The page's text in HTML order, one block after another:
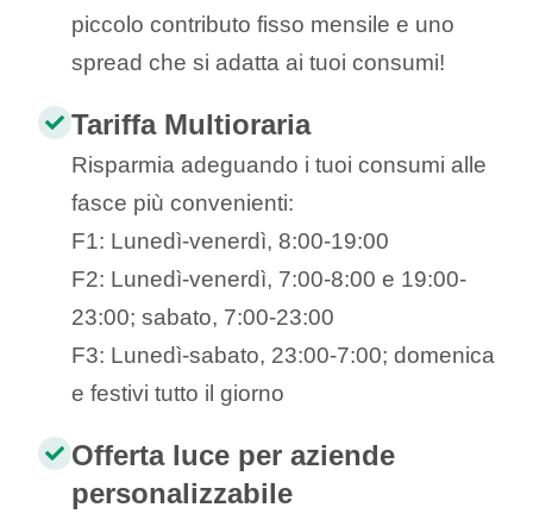
piccolo contributo fisso mensile e uno
spread che si adatta ai tuoi consumi!
Tariffa Multioraria
Risparmia adeguando i tuoi consumi alle
fasce più convenienti:
F1: Lunedì-venerdì, 8:00-19:00
F2: Lunedì-venerdì, 7:00-8:00 e 19:00-
23:00; sabato, 7:00-23:00
F3: Lunedì-sabato, 23:00-7:00; domenica
e festivi tutto il giorno
Offerta luce per aziende
personalizzabile